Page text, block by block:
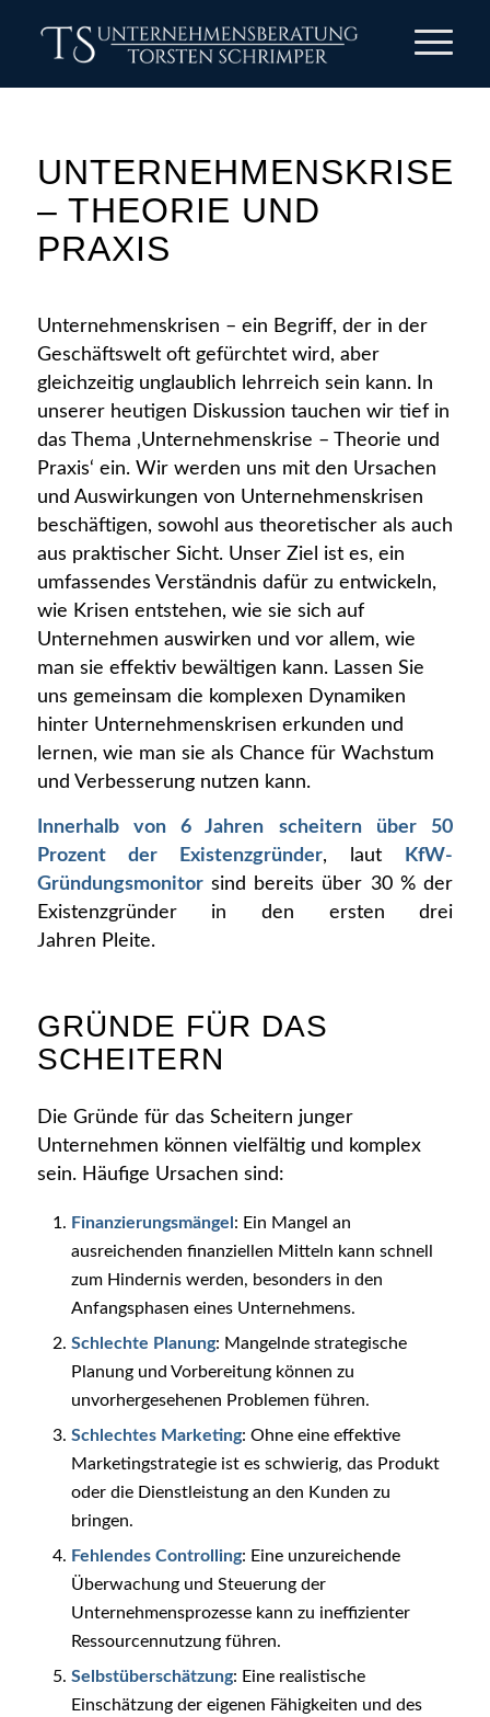
UNTERNEHMENSKRISE
– THEORIE UND
PRAXIS
Unternehmenskrisen – ein Begriff, der in der
Geschäftswelt oft gefürchtet wird, aber
gleichzeitig unglaublich lehrreich sein kann. In
unserer heutigen Diskussion tauchen wir tief in
das Thema ‚Unternehmenskrise – Theorie und
Praxis‘ ein. Wir werden uns mit den Ursachen
und Auswirkungen von Unternehmenskrisen
beschäftigen, sowohl aus theoretischer als auch
aus praktischer Sicht. Unser Ziel ist es, ein
umfassendes Verständnis dafür zu entwickeln,
wie Krisen entstehen, wie sie sich auf
Unternehmen auswirken und vor allem, wie
man sie effektiv bewältigen kann. Lassen Sie
uns gemeinsam die komplexen Dynamiken
hinter Unternehmenskrisen erkunden und
lernen, wie man sie als Chance für Wachstum
und Verbesserung nutzen kann.
Innerhalb von 6 Jahren scheitern über 50
Prozent der Existenzgründer, laut
KfW-
Gründungsmonitorsind bereits über 30 % der
Existenzgründer in den ersten drei
Jahren Pleite.
GRÜNDE FÜR DAS
SCHEITERN
Die Gründe für das Scheitern junger
Unternehmen können vielfältig und komplex
sein. Häufige Ursachen sind:
Finanzierungsmängel : Ein Mangel an
ausreichenden finanziellen Mitteln kann schnell
zum Hindernis werden, besonders in den
Anfangsphasen eines Unternehmens.
Schlechte Planung: Mangelnde strategische
Planung und Vorbereitung können zu
unvorhergesehenen Problemen führen.
Schlechtes Marketing: Ohne eine effektive
Marketingstrategie ist es schwierig, das Produkt
oder die Dienstleistung an den Kunden zu
bringen.
Fehlendes Controlling: Eine unzureichende
Überwachung und Steuerung der
Unternehmensprozesse kann zu ineffizienter
Ressourcennutzung führen.
Selbstüberschätzung: Eine realistische
Einschätzung der eigenen Fähigkeiten und des